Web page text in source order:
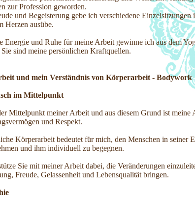
zur Profession geworden.
und Begeisterung gebe ich verschiedene
Herzen ausübe.
Energie und Ruhe für meine Arbeit gewinne ich aus dem
sind meine persönlichen Kraftquellen.
und mein Verständnis von Körperarbeit - Bodywork
im Mittelpunkt
Mittelpunkt meiner Arbeit und aus diesem Grund ist meine
und Respekt.
Körperarbeit bedeutet für mich, den Menschen in seiner
und ihm individuell zu begegnen.
Sie mit meiner Arbeit dabei, die Veränderungen
Freude, Gelassenheit und Lebensqualität bringen.